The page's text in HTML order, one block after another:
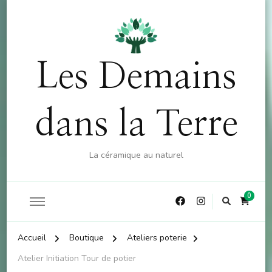
d'achat - CODE : CKDO10
Les Demains
dans la Terre
La céramique au naturel
0
Accueil Boutique
Ateliers poterie
Atelier Initiation Tour de potier